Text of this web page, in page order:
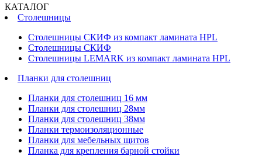
КАТАЛОГ
Столешницы
Столешницы СКИФ из компакт ламината HPL
Столешницы СКИФ
Столешницы LEMARK из компакт ламината HPL
Планки для столешниц
Планки для столешниц 16 мм
Планки для столешниц 28мм
Планки для столешниц 38мм
Планки термоизоляционные
Планки для мебельных щитов
Планка для крепления барной стойки